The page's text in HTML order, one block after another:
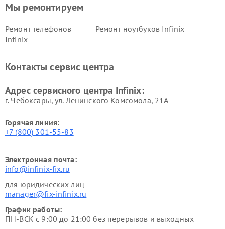
Мы ремонтируем
Ремонт телефонов
Infinix
Ремонт ноутбуков Infinix
Контакты сервис центра
Адрес сервисного центра Infinix:
г. Чебоксары, ул. Ленинского Комсомола, 21А
Горячая линия:
+7 (800) 301-55-83
Электронная почта:
info@infinix-fix.ru
для юридических лиц
manager@fix-infinix.ru
График работы:
ПН-ВСК с 9:00 до 21:00 без перерывов и выходных